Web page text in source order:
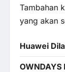
Tambahan
yang akan
Huawei